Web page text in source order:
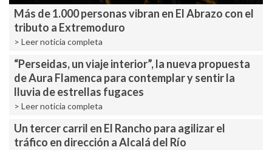
Más de 1.000 personas vibran en El Abrazo con el
tributo a Extremoduro
> Leer noticia completa
“Perseidas, un viaje interior”, la nueva propuesta
de Aura Flamenca para contemplar y sentir la
lluvia de estrellas fugaces
> Leer noticia completa
Un tercer carril en El Rancho para agilizar el
tráfico en dirección a Alcalá del Río